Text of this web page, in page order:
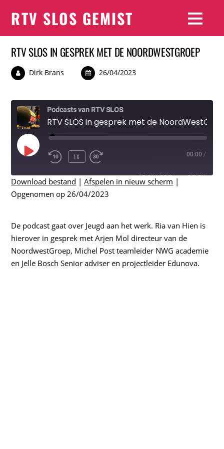
RTV SLOS GEMIST
RTV SLOS IN GESPREK MET DE NOORDWESTGROEP
Dirk Brans 26/04/2023
Podcasts van RTV SLOS
PLAY
EPISODE
1X 00:00 /
ABONNEREN DELEN
DELEN
Download bestand |Afspelen in nieuw scherm |
Opgenomen op 26/04/2023
De podcast gaat over Jeugd aan het werk. Ria van Hien is
hierover in gesprek met Arjen Mol directeur van de
NoordwestGroep, Michel Post teamleider NWG academie
en Jelle Bosch Senior adviser en projectleider Edunova.